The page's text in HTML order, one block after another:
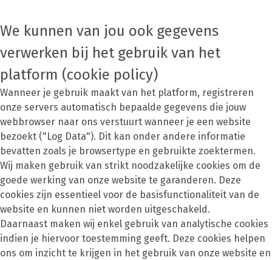
We kunnen van jou ook gegevens
verwerken bij het gebruik van het
platform (cookie policy)
Wanneer je gebruik maakt van het platform, registreren
onze servers automatisch bepaalde gegevens die jouw
webbrowser naar ons verstuurt wanneer je een website
bezoekt ("Log Data"). Dit kan onder andere informatie
bevatten zoals je browsertype en gebruikte zoektermen.
Wij maken gebruik van strikt noodzakelijke cookies om de
goede werking van onze website te garanderen. Deze
cookies zijn essentieel voor de basisfunctionaliteit van de
website en kunnen niet worden uitgeschakeld.
Daarnaast maken wij enkel gebruik van analytische cookies
indien je hiervoor toestemming geeft. Deze cookies helpen
ons om inzicht te krijgen in het gebruik van onze website en